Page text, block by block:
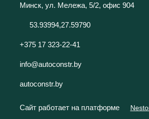
Минск, ул. Мележа, 5/2, офис 904
53.93994,27.59790
+375 17 323-22-41
info@autoconstr.by
autoconstr.by
Сайт работает на платформе